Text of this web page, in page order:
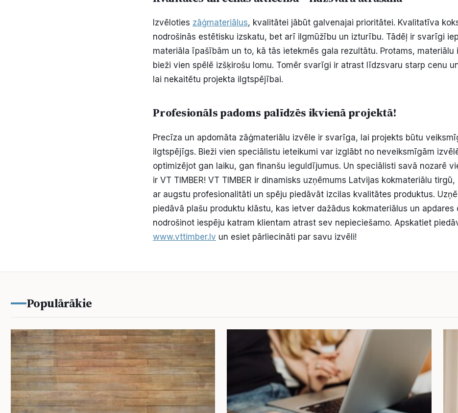
Izvēloties zāģmateriālus, kvalitātei jābūt galvenajai prioritātei. Kvalitatīva
nodrošinās estētisku izskatu, bet arī ilgmūžību un izturību. Tādēļ ir svarīgi
materiāla īpašībām un to, kā tās ietekmēs gala rezultātu. Protams, materiālu
bieži vien spēlē izšķirošu lomu. Tomēr svarīgi ir atrast līdzsvaru starp cenu
lai nekaitētu projekta ilgtspējībai.
Profesionāls padoms palīdzēs ikvienā projektā!
Precīza un apdomāta zāģmateriālu izvēle ir svarīga, lai projekts būtu
ilgtspējīgs. Bieži vien speciālistu ieteikumi var izglābt no neveiksmīgām
optimizējot gan laiku, gan finanšu ieguldījumus. Un speciālisti savā nozarē
ir VT TIMBER! VT TIMBER ir dinamisks uzņēmums Latvijas kokmateriālu
ar augstu profesionalitāti un spēju piedāvāt izcilas kvalitātes produktus.
piedāvā plašu produktu klāstu, kas ietver dažādus kokmateriālus un apdares
nodrošinot iespēju katram klientam atrast sev nepieciešamo. Apskatiet
www.vttimber.lv un esiet pārliecināti par savu izvēli!
Populārākie